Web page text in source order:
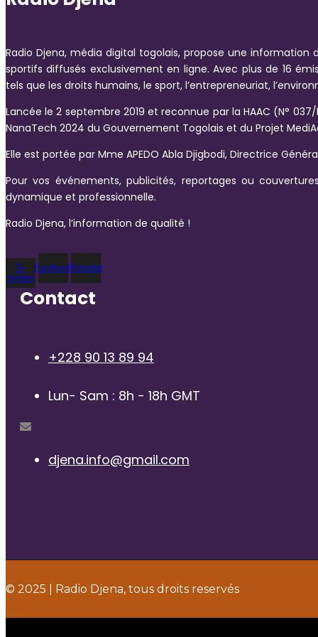
Radio Djena, média digital togolais, propose une
sportifs diffusés exclusivement en ligne. Avec plus de 16
tels que les droits humains, le sport, l’entrepreneuriat,
Lancée le 2 septembre 2019 et reconnue par la HAAC (N°
NanaTech 2024 du Gouvernement Togolais et du Projet
Elle est portée par Mme APEDO Abla Djigbodi, Directrice
Pour vos événements, publicités, reportages ou
dynamique et professionnelle.
Radio Djena, l’information de qualité !
X-
twitter
FacebookYoutube
Contact
+228 90 13 89 94
Lun- Sam : 8h - 18h GMT
djena.info@gmail.com
© 2025 | Radio Djena, tous droits reservés